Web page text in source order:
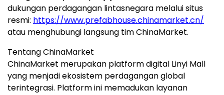
dukungan perdagangan lintasnegara melalui situs
resmi: https://www.prefabhouse.chinamarket.cn/
atau menghubungi langsung tim ChinaMarket.
Tentang ChinaMarket
ChinaMarket merupakan platform digital Linyi Mall
yang menjadi ekosistem perdagangan global
terintegrasi. Platform ini memadukan layanan